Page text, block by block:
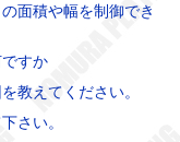
面積や幅を制御でき
すか
教えてください。
さい。